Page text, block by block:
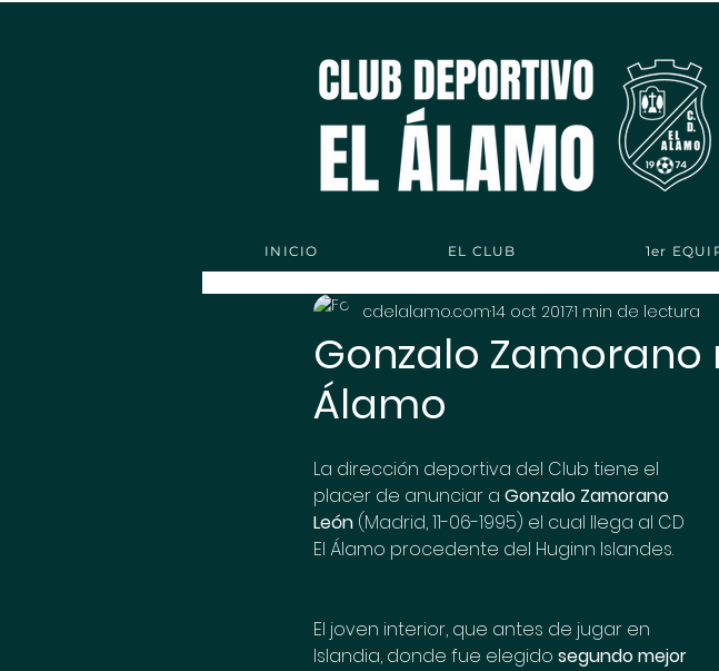
INICIO EL CLUB 1er
Gonzalo Zamorano
Álamo
cdelalamo.com14 oct 20171 min de lectura
La dirección deportiva del Club tiene el
placer de anunciar a Gonzalo Zamorano
León (Madrid, 11-06-1995) el cual llega al CD
El Álamo procedente del Huginn Islandes.
El joven interior, que antes de jugar en
Islandia, donde fue elegido segundo mejor